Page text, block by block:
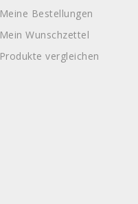
Meine Bestellungen
Mein Wunschzettel
Produkte vergleichen